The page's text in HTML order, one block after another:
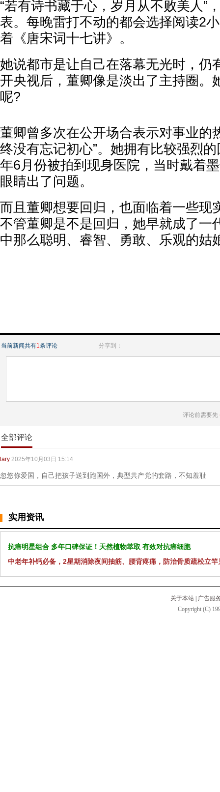
“若有诗书藏于心，岁月从不败美人”
表。每晚雷打不动的都会选择阅读2
着《唐宋词十七讲》。
她说都市是让自己在落幕无光时，仍
开央视后，董卿像是淡出了主持圈。
呢?
董卿曾多次在公开场合表示对事业的
终没有忘记初心”。她拥有比较强烈
年6月份被拍到现身医院，当时戴着
眼睛出了问题。
而且董卿想要回归，也面临着一些现
不管董卿是不是回归，她早就成了一
中那么聪明、睿智、勇敢、乐观的姑
当前新闻共有1条评论 分享到：
评论前需要先
全部评论
lary 2025年10月03日 15:14
忽悠你爱国，自己把孩子送到跑国外，典型共产党的套路，不知羞耻
实用资讯
抗癌明星组合 多年口碑保证！天然植物萃取 有效对抗癌细胞
中老年补钙必备，2星期消除夜间抽筋、腰背疼痛，防治骨质疏松立竿
关于本站
广告服
Copyright (C)